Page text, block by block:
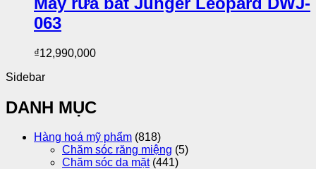
063
₫12,990,000
Sidebar
DANH MỤC
Hàng hoá mỹ phẩm (818)
Chăm sóc răng miệng (5)
Chăm sóc da mặt (441)